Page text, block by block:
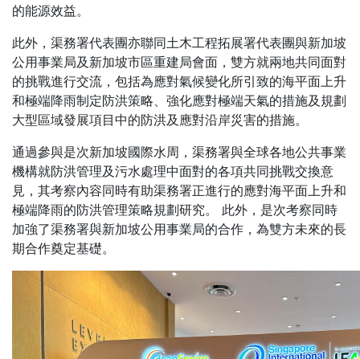
的能源效益。
此外，渠務署代表團亦聯同土木工程拓展署代表團與新加坡
公用事業局及新加坡市區重建局會面，雙方就兩地共同面對
的挑戰進行交流，包括為應對氣候變化所引致的海平面上升
和極端降雨制定防洪策略、強化應對極端天氣的措施及規劃
大型區域發展項目中的防洪及應對沿岸災害的措施。
通過參與是次新加坡國際水周，渠務署與全球各地公共事業
機構就防洪管理及污水處理中面對的各項共同挑戰交換意
見，其考察內容同時有助渠務署正進行的應對海平面上升和
極端降雨的防洪管理策略規劃研究。 此外，是次考察同時
加強了渠務署與新加坡公用事業局的合作，為雙方未來的長
期合作奠定基礎。